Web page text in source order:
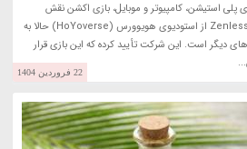
استیشن، کامپیوتر و موبایل، بازی اکشن نقش
آفرینی و پرزرق و برق Zenless Zone Zero از استودیوی هویوورس (HoYoverse) حالا به
دیگر است. این شرکت تأیید کرده که این بازی قرار
22 فروردین 1404